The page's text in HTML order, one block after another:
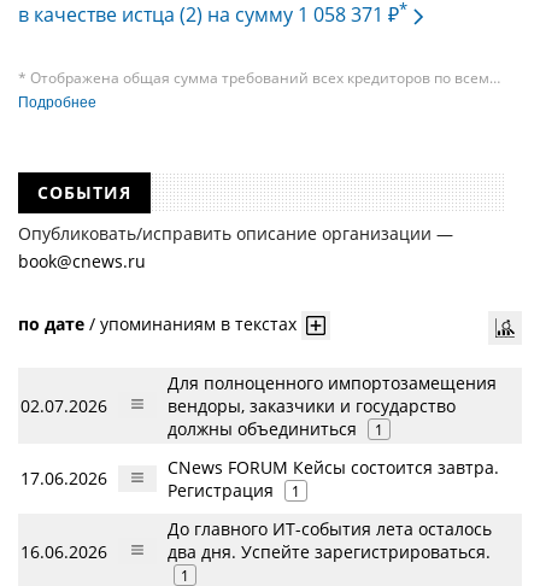
в качестве истца (2) на сумму 1 058 371 ₽*
* Отображена общая сумма требований всех кредиторов по всем
судебным делам, в рамках которых компания подавала требования
в одном таком деле может быть несколько десятков, а размеры сумм
требований одних могут быть больше или меньше размеров
Подробнее
СОБЫТИЯ
Опубликовать/исправить описание организации —
book@cnews.ru
по дате / упоминаниям в текстах
02.07.2026
Для полноценного импортозамещения
вендоры, заказчики и государство
должны объединиться
1
17.06.2026
CNews FORUM Кейсы состоится завтра.
Регистрация
1
16.06.2026
До главного ИТ-события лета осталось
два дня. Успейте зарегистрироваться.
1